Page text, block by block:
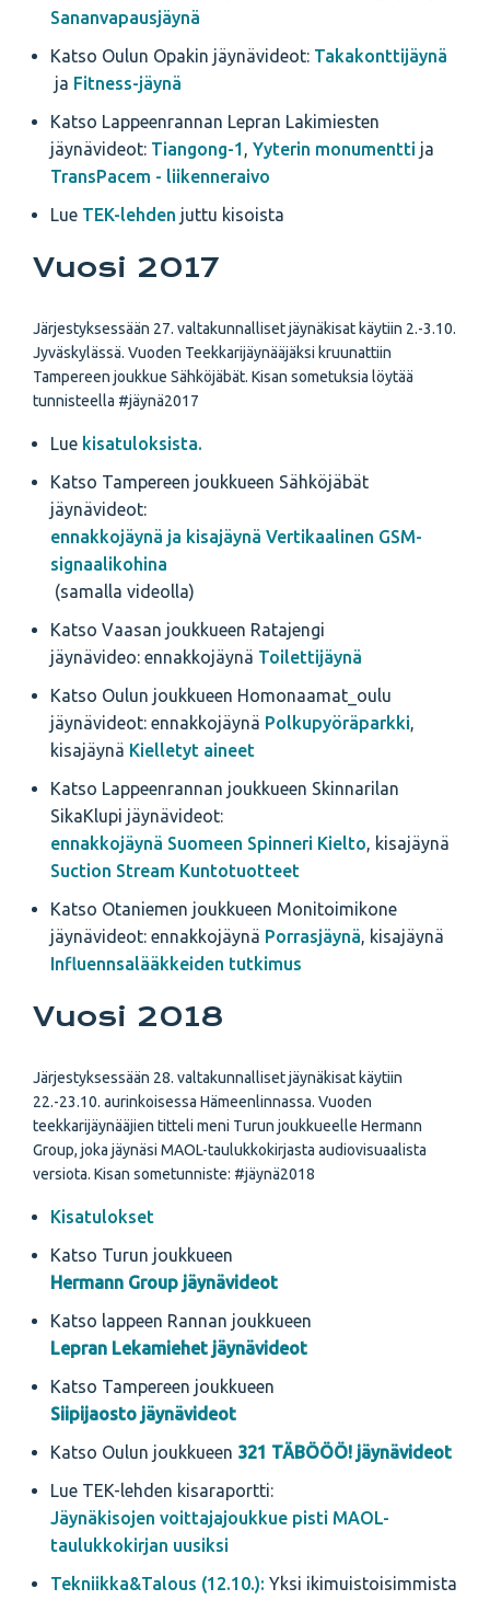
Sananvapausjäynä
Katso Oulun Opakin jäynävideot: Takakonttijäynä
ja Fitness-jäynä
Katso Lappeenrannan Lepran Lakimiesten
jäynävideot: Tiangong-1 , Yyterin monumentti ja
TransPacem - liikenneraivo
Lue TEK-lehden juttu kisoista
Vuosi 2017
Järjestyksessään 27. valtakunnalliset jäynäkisat käytiin 2.-3.10.
Jyväskylässä. Vuoden Teekkarijäynääjäksi kruunattiin
Tampereen joukkue Sähköjäbät. Kisan sometuksia löytää
tunnisteella #jäynä2017
Lue kisatuloksista.
Katso Tampereen joukkueen Sähköjäbät
jäynävideot:
ennakkojäynä ja kisajäynä Vertikaalinen GSM-
signaalikohina
(samalla videolla)
Katso Vaasan joukkueen Ratajengi
jäynävideo: ennakkojäynä Toilettijäynä
Katso Oulun joukkueen Homonaamat_oulu
jäynävideot: ennakkojäynä Polkupyöräparkki,
kisajäynä Kielletyt aineet
Katso Lappeenrannan joukkueen Skinnarilan
SikaKlupi jäynävideot:
ennakkojäynä Suomeen Spinneri Kielto, kisajäynä
Suction Stream Kuntotuotteet
Katso Otaniemen joukkueen Monitoimikone
jäynävideot: ennakkojäynä Porrasjäynä, kisajäynä
Influennsalääkkeiden tutkimus
Vuosi 2018
Järjestyksessään 28. valtakunnalliset jäynäkisat käytiin
22.-23.10. aurinkoisessa Hämeenlinnassa. Vuoden
teekkarijäynääjien titteli meni Turun joukkueelle Hermann
Group, joka jäynäsi MAOL-taulukkokirjasta audiovisuaalista
versiota. Kisan sometunniste: #jäynä2018
Kisatulokset
Katso Turun joukkueen
Hermann Group jäynävideot
Katso lappeen Rannan joukkueen
Lepran Lekamiehet jäynävideot
Katso Tampereen joukkueen
Siipijaosto jäynävideot
Katso Oulun joukkueen 321 TÄBÖÖÖ! jäynävideot
Lue TEK-lehden kisaraportti:
Jäynäkisojen voittajajoukkue pisti MAOL-
taulukkokirjan uusiksi
Tekniikka&Talous (12.10.): Yksi ikimuistoisimmista